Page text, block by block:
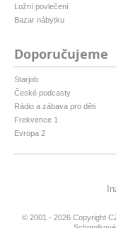
Ložní povlečení
Bazar nábytku
Doporučujeme
Starjob
České podcasty
Rádio a zábava pro děti
Frekvence 1
Evropa 2
© 2001 - 2026 Copyright